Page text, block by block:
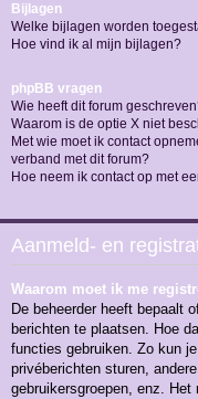
Bijlagen
Welke bijlagen worden
Hoe vind ik al mijn bijlagen?
phpBB vragen
Wie heeft dit forum
Waarom is de optie X niet
Met wie moet ik contact
verband met dit forum?
Hoe neem ik contact op met
Aanmeld- en
Waarom moet ik me
De beheerder heeft bepaalt
berichten te plaatsen. Hoe
functies gebruiken. Zo kun
privéberichten sturen,
gebruikersgroepen, enz.